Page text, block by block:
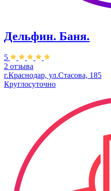
Дельфин. Баня.
5
2 отзыва
г.Краснодар, ул.Стасова, 185
Круглосуточно